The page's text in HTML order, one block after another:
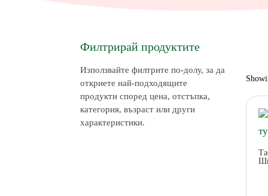
Филтрирай продуктите
Използвайте филтрите по-долу, за да
откриете най-подходящите
продукти според цена, отстъпка,
категория, възраст или други
характеристики.